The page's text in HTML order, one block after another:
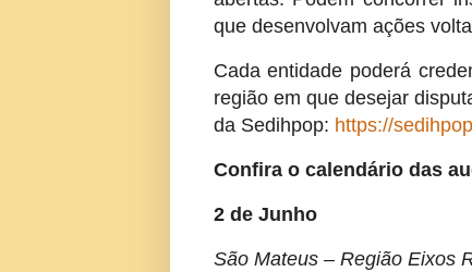
que desenvolvam ações
Cada entidade poderá
região em que desejar
da Sedihpop: https://
Confira o calendário das
2 de Junho
São Mateus – Região Eixos